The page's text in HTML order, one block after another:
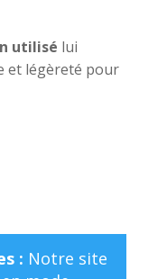
utilisé lui
et légèreté pour
: Notre site